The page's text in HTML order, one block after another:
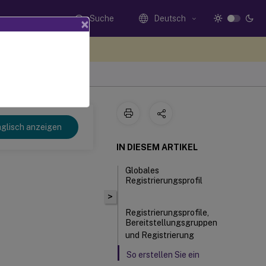
Suche Deutsch
anzeigen
>
IN DIESEM ARTIKEL
Globales
Registrierungsprofil
Registrierungsprofile,
Bereitstellungsgruppen
und Registrierung
So erstellen Sie ein
×